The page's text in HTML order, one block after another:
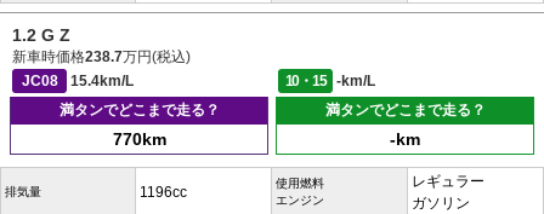
1.2 G Z
新車時価格238.7万円(税込)
JC08
15.4km/L 10・15
-km/L
満タンでどこまで走る？
770km
満タンでどこまで走る？
-km
排気量 1196cc
使用燃料
エンジン
レギュラー
ガソリン